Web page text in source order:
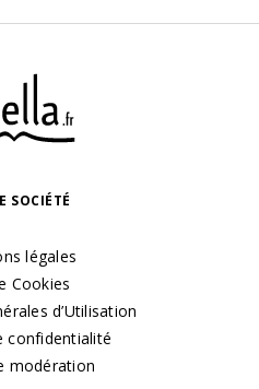
SOCIÉTÉ
légales
Cookies
d’Utilisation
confidentialité
modération